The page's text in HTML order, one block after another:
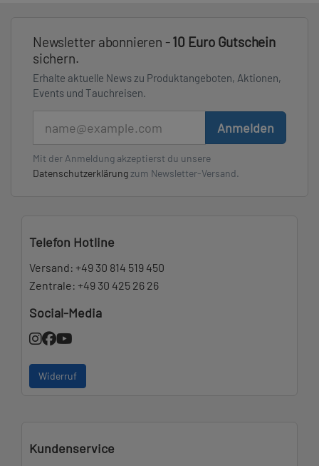
Newsletter abonnieren -10 Euro Gutschein
sichern.
Erhalte aktuelle News zu Produktangeboten, Aktionen,
Events und Tauchreisen.
Anmelden
Mit der Anmeldung akzeptierst du unsere
Datenschutzerklärung zum Newsletter-Versand.
Telefon Hotline
Versand: +49 30 814 519 450
Zentrale: +49 30 425 26 26
Social-Media
Widerruf
Kundenservice